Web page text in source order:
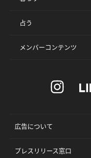
占う
メンバーコンテンツ
広告について
プレスリリース窓口